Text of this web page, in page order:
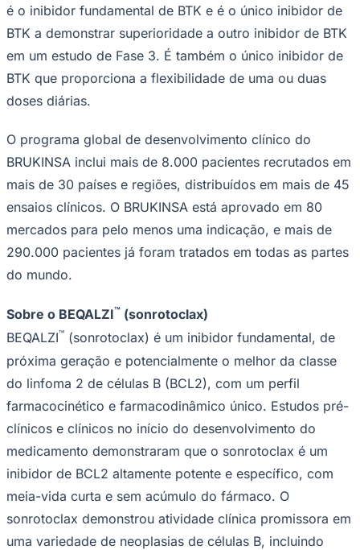
Botafogo
é o inibidor fundamental de BTK e é o único inibidor de
BTK a demonstrar superioridade a outro inibidor de BTK
em um estudo de Fase 3. É também o único inibidor de
BTK que proporciona a flexibilidade de uma ou duas
doses diárias.
O programa global de desenvolvimento clínico do
BRUKINSA inclui mais de 8.000 pacientes recrutados em
mais de 30 países e regiões, distribuídos em mais de 45
ensaios clínicos. O BRUKINSA está aprovado em 80
mercados para pelo menos uma indicação, e mais de
290.000 pacientes já foram tratados em todas as partes
do mundo.
Sobre o BEQALZI™ (sonrotoclax)
BEQALZI™ (sonrotoclax) é um inibidor fundamental, de
próxima geração e potencialmente o melhor da classe
do linfoma 2 de células B (BCL2), com um perfil
farmacocinético e farmacodinâmico único. Estudos pré-
clínicos e clínicos no início do desenvolvimento do
medicamento demonstraram que o sonrotoclax é um
inibidor de BCL2 altamente potente e específico, com
meia-vida curta e sem acúmulo do fármaco. O
sonrotoclax demonstrou atividade clínica promissora em
uma variedade de neoplasias de células B, incluindo